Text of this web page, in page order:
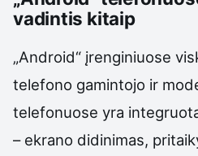
vadintis kitaip
„Android“ įrenginiuose
telefono gamintojo ir
telefonuose yra
– ekrano didinimas,